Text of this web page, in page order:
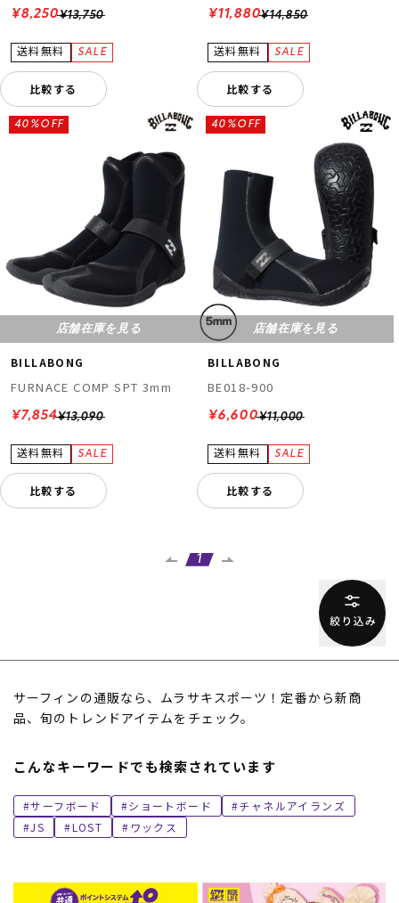
ムラサキスポーツ 公式アプリ
ポイント・クーポンもこのアプリで！
¥13,750
¥8,250
比較する
¥14,850
¥11,880
比較する
店舗在庫を見る
BILLABONG
FURNACE COMP SPT 3mm
¥13,090
40%OFF
¥7,854
比較する
店舗在庫を見る
BILLABONG
BE018-900
¥11,000
40%OFF
¥6,600
比較する
1
サーフィンの通販なら、ムラサキスポーツ！定番から新商
品、旬のトレンドアイテムをチェック。
こんなキーワードでも検索されています
サーフボード ショートボード
チャネルアイランズ
JS
LOST ワックス